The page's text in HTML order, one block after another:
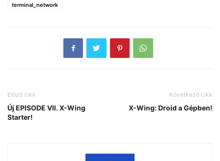
terminal_network
Előző cikk
Új EPISODE VII. X-Wing
Starter!
Következő cikk
X-Wing: Droid a Gépben!